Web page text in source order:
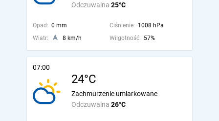
Odczuwalna 25°C
Opad: 0 mm Ciśnienie: 1008 hPa
Wiatr:
8 km/h Wilgotność: 57%
07:00
24°C
Odczuwalna 26°C
Zachmurzenie umiarkowane